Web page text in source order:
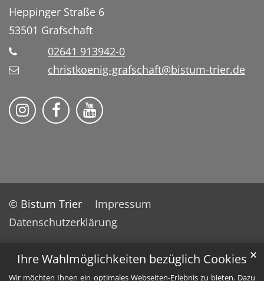
Ihre Wahlmöglichkeiten bezüglich Cookies
Wir möchten Ihnen ein optimales Webseiten-Erlebnis zu bieten. Dazu
✕
Heppinger Straße 6
53501 Grafschaft
02641 913942-0
christkoenig-grafschaft@bistum-trier.de
Pfarreiengemeinschaft Grafschaft auf
Pfarreiengemeinschaft Grafschaft
Pfarreiengemeinschaft
© Bistum Trier
Impressum
Datenschutzerklärung